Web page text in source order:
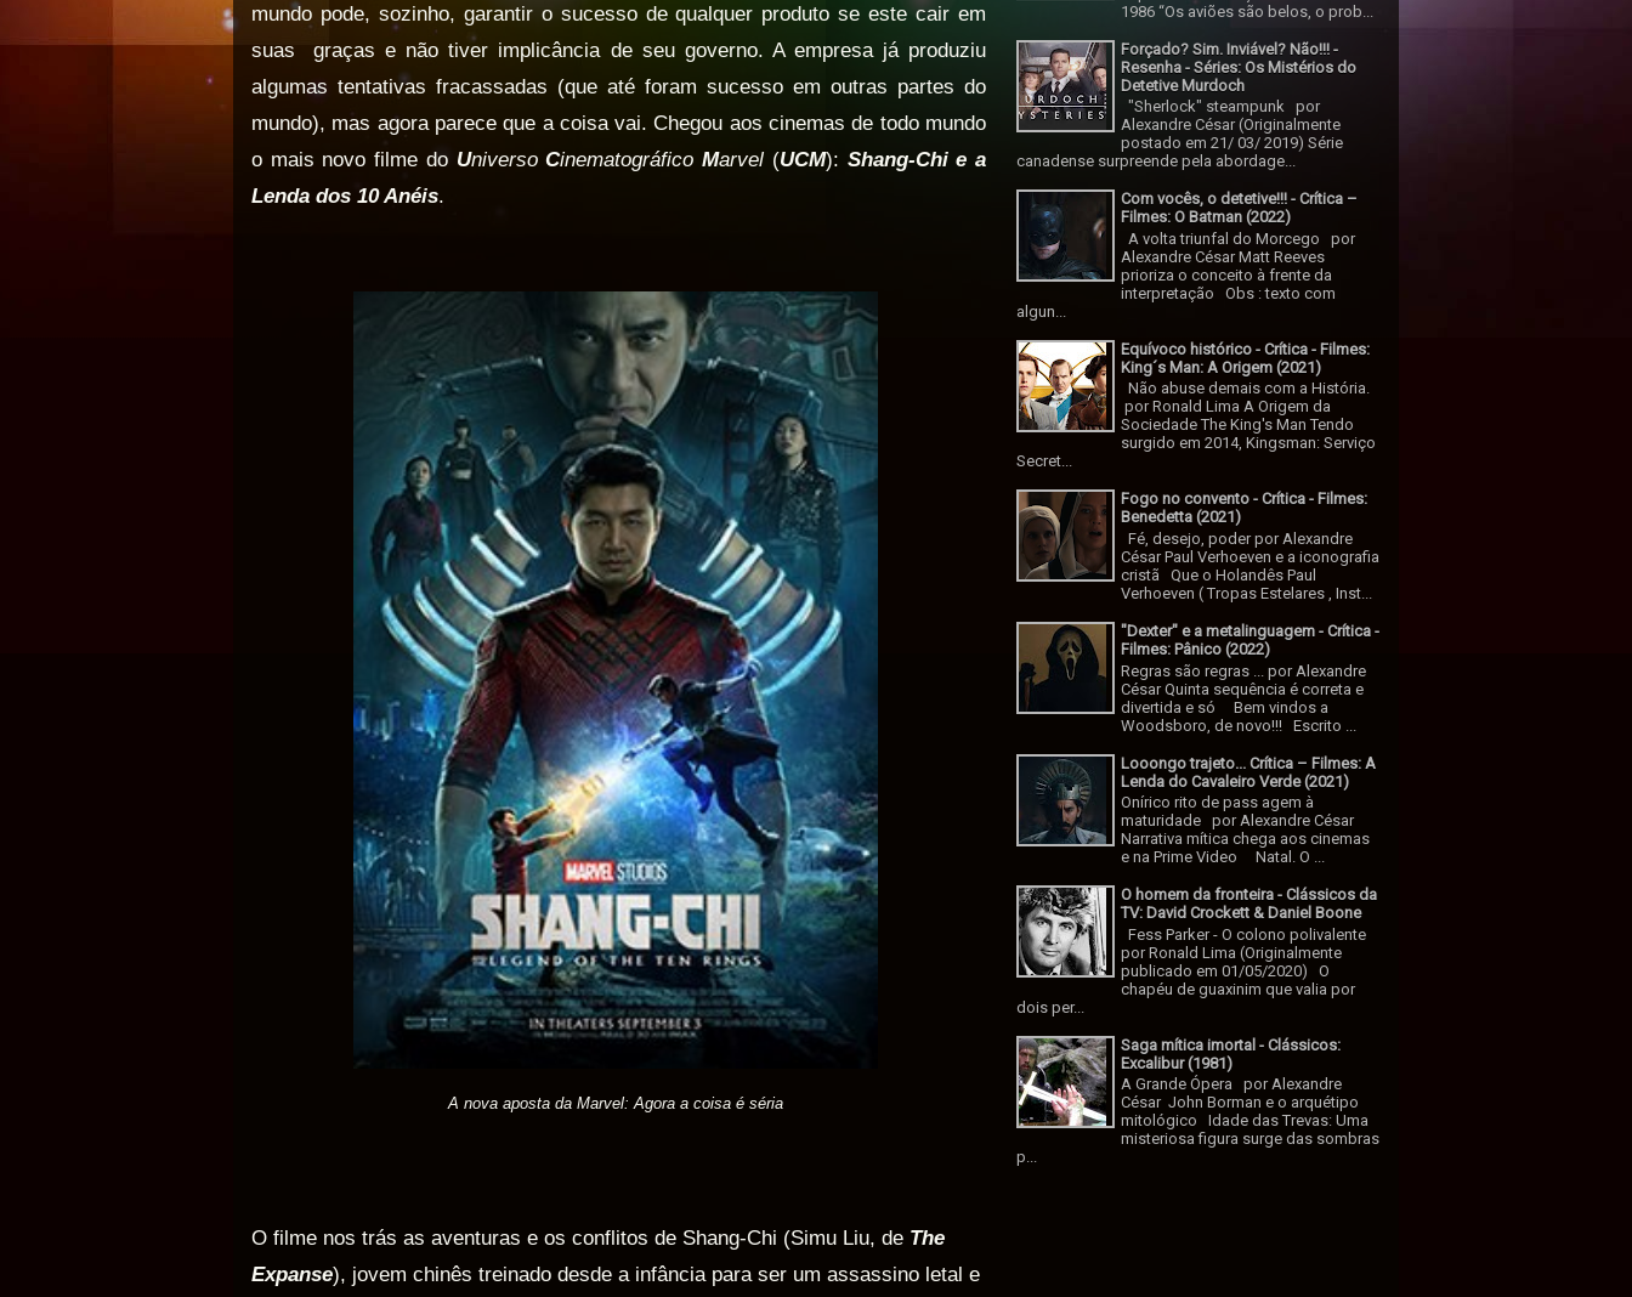
mundo pode, sozinho, garantir o sucesso de qualquer produto se este cair em
suas
graças e não tiver implicância de seu governo. A empresa já produziu
algumas tentativas fracassadas (que até foram sucesso em outras partes do
mundo), mas agora parece que a coisa vai. Chegou aos cinemas de todo mundo
o mais novo filme do UniversoCinematográfico Marvel (UCM): Shang-Chi e a
Lenda dos 10 Anéis.
A nova aposta da Marvel: Agora a coisa é séria
O filme nos trás as aventuras e os conflitos de Shang-Chi (Simu Liu, de The
Expanse), jovem chinês treinado desde a infância para ser um assassino letal e
1986 “Os aviões são belos, o prob...
Forçado? Sim. Inviável? Não!!! -
Resenha - Séries: Os Mistérios do
Detetive Murdoch
"Sherlock" steampunk por
Alexandre César (Originalmente
postado em 21/ 03/ 2019) Série
canadense surpreende pela abordage...
Com vocês, o detetive!!! - Crítica –
Filmes: O Batman (2022)
A volta triunfal do Morcego por
Alexandre César Matt Reeves
prioriza o conceito à frente da
interpretação Obs : texto com
algun...
Equívoco histórico - Crítica - Filmes:
King´s Man: A Origem (2021)
Não abuse demais com a História.
por Ronald Lima A Origem da
Sociedade The King's Man Tendo
surgido em 2014, Kingsman: Serviço
Secret...
Fogo no convento - Crítica - Filmes:
Benedetta (2021)
Fé, desejo, poder por Alexandre
César Paul Verhoeven e a iconografia
cristã Que o Holandês Paul
Verhoeven ( Tropas Estelares , Inst...
"Dexter" e a metalinguagem - Crítica -
Filmes: Pânico (2022)
Regras são regras ... por Alexandre
César Quinta sequência é correta e
divertida e só Bem vindos a
Woodsboro, de novo!!! Escrito ...
Looongo trajeto... Crítica – Filmes: A
Lenda do Cavaleiro Verde (2021)
Onírico rito de pass agem à
maturidade por Alexandre César
Narrativa mítica chega aos cinemas
e na Prime Video Natal. O ...
O homem da fronteira - Clássicos da
TV: David Crockett & Daniel Boone
Fess Parker - O colono polivalente
por Ronald Lima (Originalmente
publicado em 01/05/2020) O
chapéu de guaxinim que valia por
dois per...
Saga mítica imortal - Clássicos:
Excalibur (1981)
A Grande Ópera por Alexandre
César John Borman e o arquétipo
mitológico Idade das Trevas: Uma
misteriosa figura surge das sombras
p...